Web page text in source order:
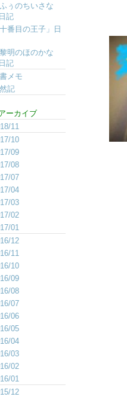
ふぅのちいさな
記
十番目の王子」日
黎明のほのかな
記
メモ
記
ーカイブ
11
10
09
08
07
04
03
02
01
12
11
10
09
08
07
06
05
04
03
02
01
12